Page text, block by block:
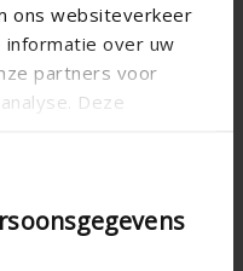
ons websiteverkeer
informatie over uw
partners voor
Deze
heeft verstrekt of
van uw gebruik
votre calcul